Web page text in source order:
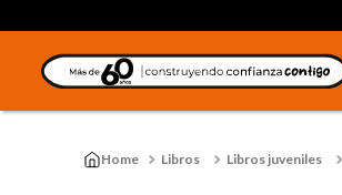
Libros Libros juveniles